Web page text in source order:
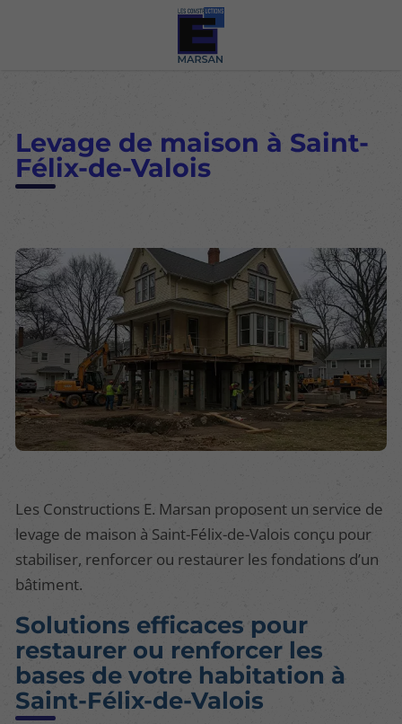
Levage de maison à Saint-
Félix-de-Valois
Les Constructions E. Marsan proposent un service de
levage de maison à Saint-Félix-de-Valois conçu pour
stabiliser, renforcer ou restaurer les fondations d’un
bâtiment.
Solutions efficaces pour
restaurer ou renforcer les
bases de votre habitation à
Saint-Félix-de-Valois